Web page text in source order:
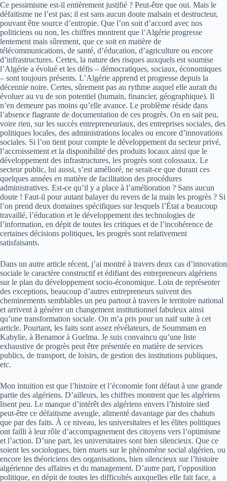
Ce pessimisme est-il entièrement justifié ? Peut-être que oui. Mais le
défaitisme ne l’est pas; il est sans aucun doute malsain et destructeur,
pouvant être source d’entropie. Que l’on soit d’accord avec nos
politiciens ou non, les chiffres montrent que l’Algérie progresse
lentement mais sûrement, que ce soit en matière de
télécommunications, de santé, d’éducation, d’agriculture ou encore
d’infrastructures. Certes, la nature des risques auxquels est soumise
l’Algérie a évolué et les défis – démocratiques, sociaux, économiques
– sont toujours présents. L’Algérie apprend et progresse depuis la
décennie noire. Certes, sûrement pas au rythme auquel elle aurait du
évoluer au vu de son potentiel (humain, financier, géographique). Il
n’en demeure pas moins qu’elle avance. Le problème réside dans
l’absence flagrante de documentation de ces progrès. On en sait peu,
voire rien, sur les succès entrepreneuriaux, des entreprises sociales, des
politiques locales, des administrations locales ou encore d’innovations
sociales. Si l’on tient pour compte le développement du secteur privé,
l’accroissement et la disponibilité des produits locaux ainsi que le
développement des infrastructures, les progrès sont colossaux. Le
secteur public, lui aussi, s’est amélioré, ne serait-ce que durant ces
quelques années en matière de facilitation des procédures
administratives. Est-ce qu’il y a place à l’amélioration ? Sans aucun
doute ! Faut-il pour autant balayer du revers de la main les progrès ? Si
l’on prend deux domaines spécifiques sur lesquels l’État a beaucoup
travaillé, l’éducation et le développement des technologies de
l’information, en dépit de toutes les critiques et de l’incohérence de
certaines décisions politiques, les progrès sont relativement
satisfaisants.
Dans un autre article récent, j’ai montré à travers deux cas d’innovation
sociale le caractère constructif et édifiant des entrepreneurs algériens
sur le plan du développement socio-économique. Loin de représenter
des exceptions, beaucoup d’autres entrepreneurs suivent des
cheminements semblables un peu partout à travers le territoire national
et arrivent à générer un changement institutionnel fabuleux ainsi
qu’une transformation sociale. On m’a pris pour un naïf suite à cet
article. Pourtant, les faits sont assez révélateurs, de Soummam en
Kabylie, à Benamor à Guelma. Je suis convaincu qu’une liste
exhaustive de progrès peut être présentée en matière de services
publics, de transport, de loisirs, de gestion des institutions publiques,
etc.
Mon intuition est que l’histoire et l’économie font défaut à une grande
partie des algériens. D’ailleurs, les chiffres montrent que les algériens
lisent peu. Le manque d’intérêt des algériens envers l’histoire sied
peut-être ce défaitisme aveugle, alimenté davantage par des chahuts
que par des faits. À ce niveau, les universitaires et les élites politiques
ont failli à leur rôle d’accompagnement des citoyens vers l’optimisme
et l’action. D’une part, les universitaires sont bien silencieux. Que ce
soient les sociologues, bien muets sur le phénomène social algérien, ou
encore les théoriciens des organisations, bien silencieux sur l’histoire
algérienne des affaires et du management. D’autre part, l’opposition
politique, en dépit de toutes les difficultés auxquelles elle fait face, a